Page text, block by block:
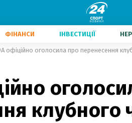
ФІНАНСИ ІНВЕСТИЦІЇ
офіційно оголосила про перенесення
клубного